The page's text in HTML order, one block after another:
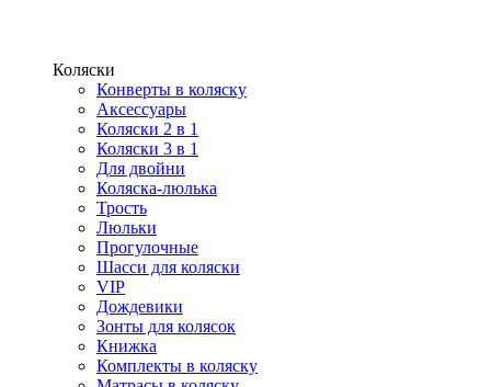
Коляски
Конверты в коляску
Аксессуары
Коляски 2 в 1
Коляски 3 в 1
Для двойни
Коляска-люлька
Трость
Люльки
Прогулочные
Шасси для коляски
VIP
Дождевики
Зонты для колясок
Книжка
Комплекты в коляску